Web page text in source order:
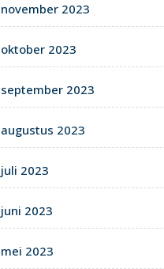
november 2023
oktober 2023
september 2023
augustus 2023
juli 2023
juni 2023
mei 2023